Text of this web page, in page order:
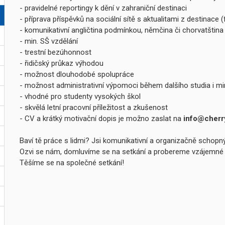
- pravidelné reportingy k dění v zahraniční destinaci
- příprava příspěvků na sociální sítě s aktualitami z destinace
- komunikativní angličtina podmínkou, němčina či
- min. SŠ vzdělání
- trestní bezúhonnost
- řidičský průkaz výhodou
- možnost dlouhodobé spolupráce
- možnost administrativní výpomoci během dalšího studia i
- vhodné pro studenty vysokých škol
- skvělá letní pracovní příležitost a zkušenost
- CV a krátký motivační dopis je možno zaslat na
Baví tě práce s lidmi? Jsi komunikativní a organizačně
Ozvi se nám, domluvíme se na setkání a probereme
Těšíme se na společné setkání!